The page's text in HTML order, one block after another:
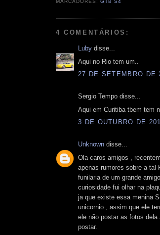
4 COMENTÁRIOS:
Luby disse...
Aqui no Rio tem um..
27 DE SETEMBRO DE
Sergio Tempo disse...
Aqui em Curitiba tbem tem
3 DE OUTUBRO DE
Unknown disse...
Ola caros amigos ,
apenas rumores sobre a tal
funilaria de um grande
curiosidade fui olhar na
ja que existe essa menina
unicornio , assim que ele
ele não postar as fotos dela
postar.